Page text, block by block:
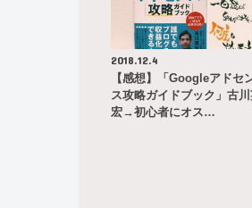
2018.12.4
【感想】「Googleアドセ
ス攻略ガイドブック」古
宏→初心者にオス…